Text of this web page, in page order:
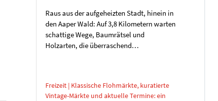
Raus aus der aufgeheizten Stadt, hinein in
den Aaper Wald: Auf 3,8 Kilometern warten
schattige Wege, Baumrätsel und
Holzarten, die überraschend…
Freizeit | Klassische Flohmärkte, kuratierte
Vintage-Märkte und aktuelle Termine: ein